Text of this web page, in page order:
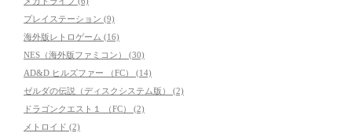
プレイステーション (9)
海外版レトロゲーム (16)
NES（海外版ファミコン） (30)
AD&D ヒルズファー （FC） (14)
ゼルダの伝説（ディスクシステム版） (2)
ドラゴンクエスト１ （FC） (2)
メトロイド (2)